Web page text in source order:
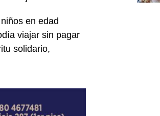
en edad
viajar sin pagar
solidario,